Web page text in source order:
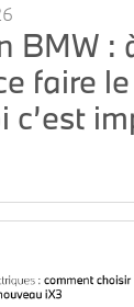
BMW :
faire
c’est